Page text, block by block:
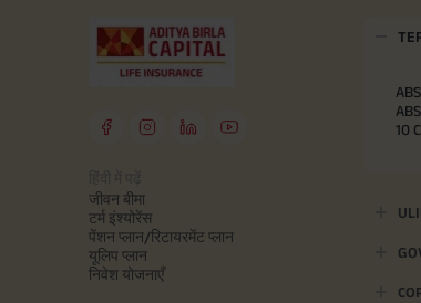
जीवन बीमा
टर्म इंश्योरेंस
पेंशन प्लान/रिटायरमेंट प्लान
यूलिप प्लान
निवेश योजनाएँ
10